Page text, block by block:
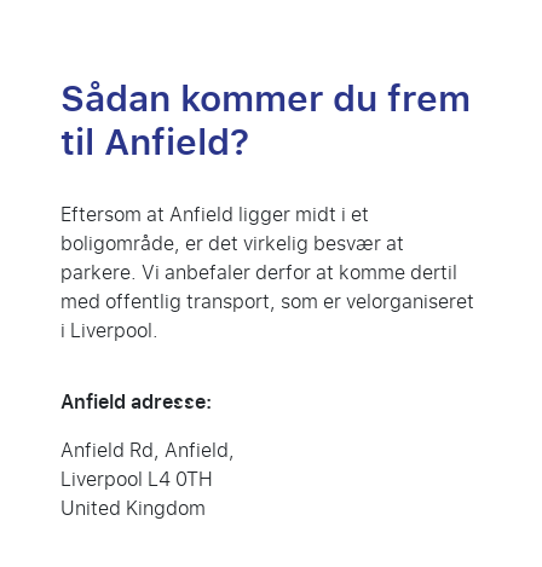
Sådan kommer du frem
til Anfield?
Eftersom at Anfield ligger midt i et
boligområde, er det virkelig besvær at
parkere. Vi anbefaler derfor at komme dertil
med offentlig transport, som er velorganiseret
i Liverpool.
Anfield adresse:
Anfield Rd, Anfield,
Liverpool L4 0TH
United Kingdom